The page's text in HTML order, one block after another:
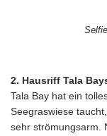
2. Hausriff Tala
Tala Bay hat ein
Seegraswiese
sehr strömungsarm.